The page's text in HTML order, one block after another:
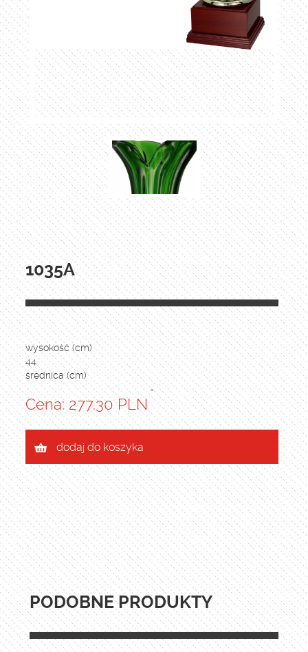
1035A
wysokość (cm)
44
średnica (cm)
-
Cena: 277.30 PLN
dodaj do koszyka
PODOBNE PRODUKTY